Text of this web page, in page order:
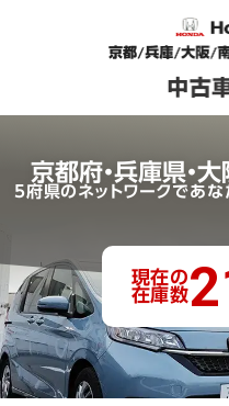
京都府・兵庫県・
5府県のネットワークであ
現在の
在庫数